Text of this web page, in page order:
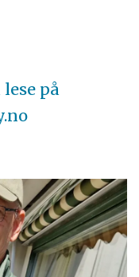
på